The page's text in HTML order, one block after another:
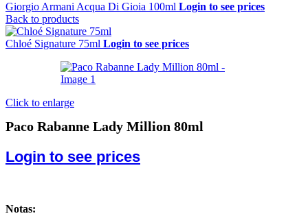
Giorgio Armani Acqua Di Gioia 100ml Login to see prices
Back to products
Chloé Signature 75ml Login to see prices
Click to enlarge
Paco Rabanne Lady Million 80ml
Login to see prices
Notas: